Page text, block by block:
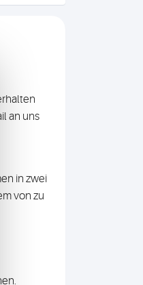
an uns
in zwei
von zu